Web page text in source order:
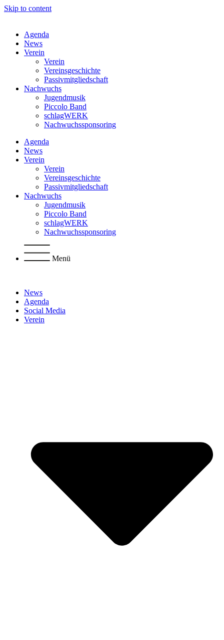
Skip to content
Agenda
News
Verein
Verein
Vereinsgeschichte
Passivmitgliedschaft
Nachwuchs
Jugendmusik
Piccolo Band
schlagWERK
Nachwuchssponsoring
Agenda
News
Verein
Verein
Vereinsgeschichte
Passivmitgliedschaft
Nachwuchs
Jugendmusik
Piccolo Band
schlagWERK
Nachwuchssponsoring
Menü
News
Agenda
Social Media
Verein